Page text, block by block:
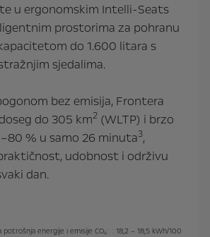
u ergonomskim Intelli-Seats
prostorima za pohranu
do 1.600 litara s
sjedalima.
bez emisija, Frontera
do 305 km2 (WLTP) i brzo
% u samo 26 minuta3,
udobnost i održivu
dan.
potrošnja energije i emisije CO₂: : 18,2 – 18,5 kWh/100